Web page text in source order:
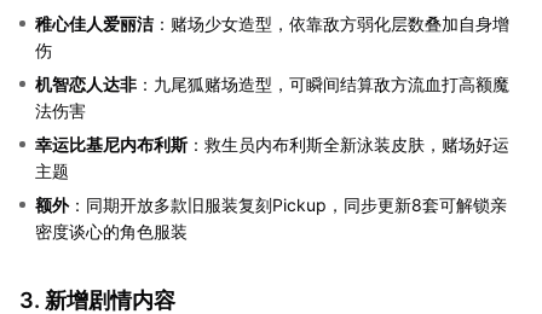
稚心佳人爱丽洁 ：赌场少女造型，依靠敌方弱化层数叠加自身增
伤
机智恋人达非 ：九尾狐赌场造型，可瞬间结算敌方流血打高额魔
法伤害
幸运比基尼内布利斯 ：救生员内布利斯全新泳装皮肤，赌场好运
主题
额外：同期开放多款旧服装复刻Pickup，同步更新8套可解锁亲
密度谈心的角色服装
3. 新增剧情内容